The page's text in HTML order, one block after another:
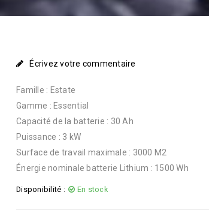
Écrivez votre commentaire
Famille : Estate
Gamme : Essential
Capacité de la batterie : 30 Ah
Puissance : 3 kW
Surface de travail maximale : 3000 M2
Énergie nominale batterie Lithium : 1500 Wh
Disponibilité : En stock